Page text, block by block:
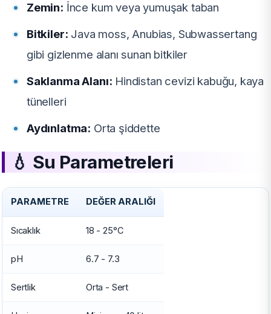
Zemin: İnce kum veya yumuşak taban
Bitkiler: Java moss, Anubias, Subwassertang
gibi gizlenme alanı sunan bitkiler
Saklanma Alanı: Hindistan cevizi kabuğu, kaya
tünelleri
Aydınlatma: Orta şiddette
💧 Su Parametreleri
PARAMETRE DEĞER ARALIĞI
Sıcaklık 18 - 25°C
pH 6.7 - 7.3
Sertlik Orta - Sert